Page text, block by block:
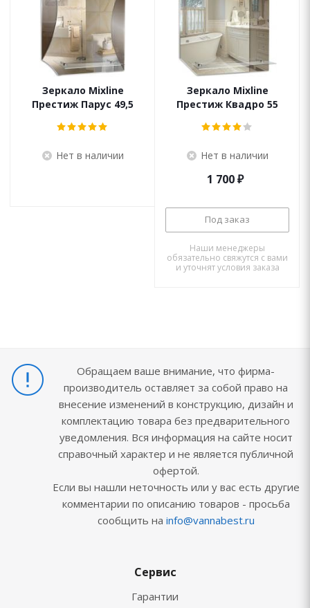
Зеркало Mixline
Престиж Парус 49,5
Нет в наличии
Зеркало Mixline
Престиж Квадро 55
Нет в наличии
1 700₽
Под заказ
Наши менеджеры
обязательно свяжутся с вами
и уточнят условия заказа
Обращаем ваше внимание, что фирма-
производитель оставляет за собой право на
внесение изменений в конструкцию, дизайн и
комплектацию товара без предварительного
уведомления. Вся информация на сайте носит
справочный характер и не является публичной
офертой.
Если вы нашли неточность или у вас есть другие
комментарии по описанию товаров - просьба
сообщить на info@vannabest.ru
Сервис
Гарантии